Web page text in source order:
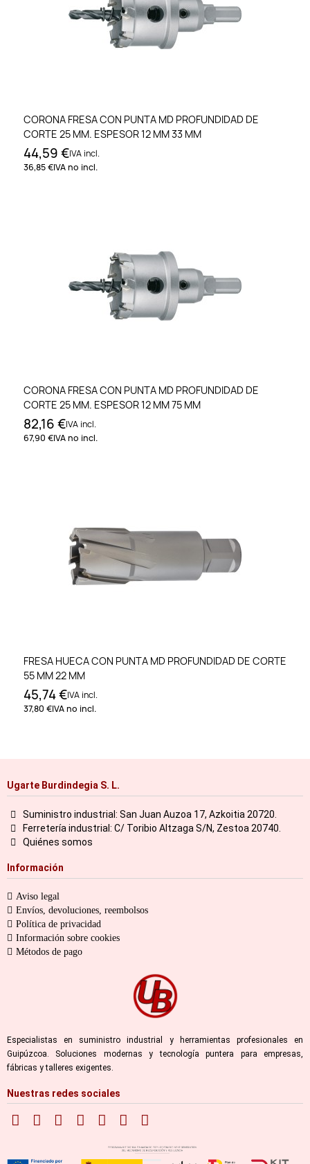
CORONA FRESA CON PUNTA MD PROFUNDIDAD DE
CORTE 25 MM. ESPESOR 12 MM 33 MM
44,59 €IVA incl.
36,85 €IVA no incl.
CORONA FRESA CON PUNTA MD PROFUNDIDAD DE
CORTE 25 MM. ESPESOR 12 MM 75 MM
82,16 €IVA incl.
67,90 €IVA no incl.
FRESA HUECA CON PUNTA MD PROFUNDIDAD DE CORTE
55 MM 22 MM
45,74 €IVA incl.
37,80 €IVA no incl.
Ugarte Burdindegia S. L.
Suministro industrial: San Juan Auzoa 17, Azkoitia 20720.
Ferretería industrial: C/ Toribio Altzaga S/N, Zestoa 20740.
Quiénes somos
Información
Aviso legal
Envíos, devoluciones, reembolsos
Política de privacidad
Información sobre cookies
Métodos de pago
Especialistas en suministro industrial y herramientas profesionales en
Guipúzcoa. Soluciones modernas y tecnología puntera para empresas,
fábricas y talleres exigentes.
Nuestras redes sociales